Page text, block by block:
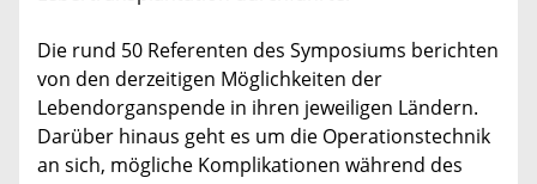
Die rund 50 Referenten des Symposiums berichten
von den derzeitigen Möglichkeiten der
Lebendorganspende in ihren jeweiligen Ländern.
Darüber hinaus geht es um die Operationstechnik
an sich, mögliche Komplikationen während des